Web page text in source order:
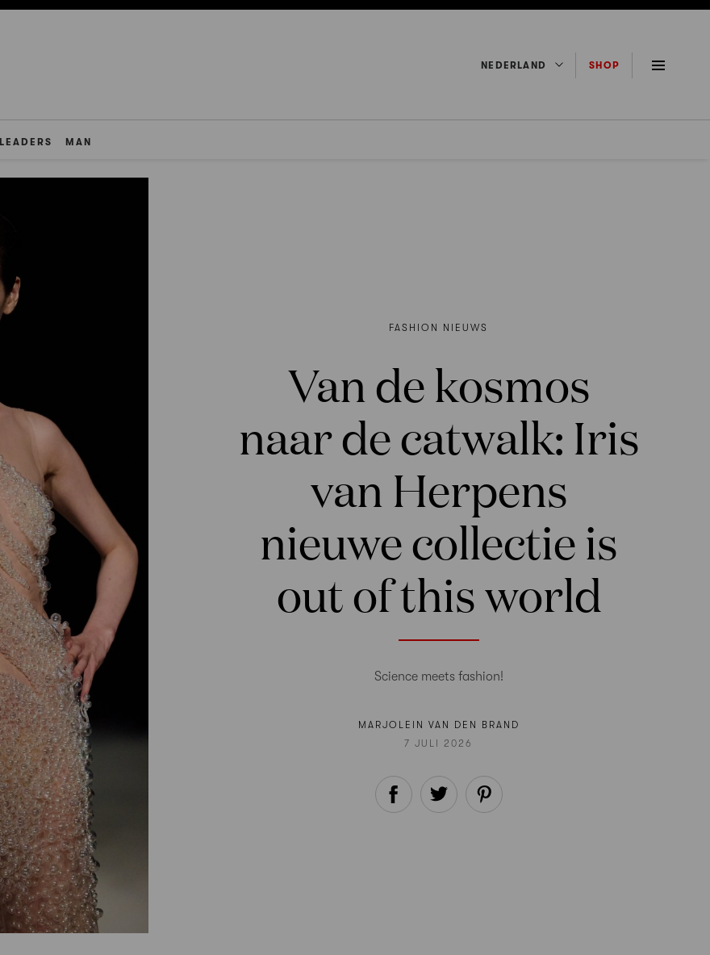
NEDERLAND SHOP
LEADERS MAN
FASHION NIEUWS
Van de kosmos
naar de catwalk: Iris
van Herpens
nieuwe collectie is
out of this world
Science meets fashion!
MARJOLEIN VAN DEN BRAND
7 JULI 2026